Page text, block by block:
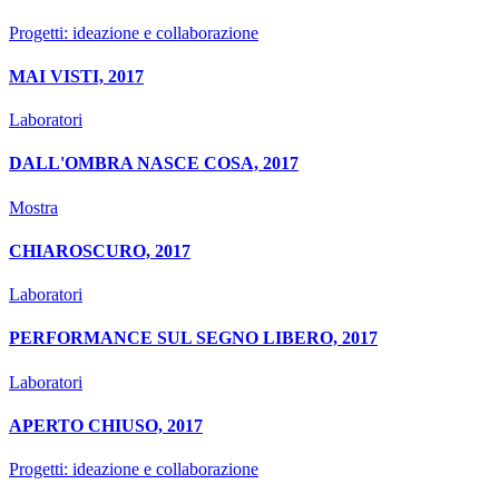
Progetti: ideazione e collaborazione
MAI VISTI, 2017
Laboratori
DALL'OMBRA NASCE COSA, 2017
Mostra
CHIAROSCURO, 2017
Laboratori
PERFORMANCE SUL SEGNO LIBERO, 2017
Laboratori
APERTO CHIUSO, 2017
Progetti: ideazione e collaborazione